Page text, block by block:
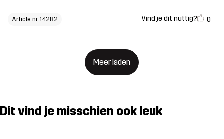
Article nr 14282 Vind je dit nuttig? 0
Meer laden
Dit vind je misschien ook leuk